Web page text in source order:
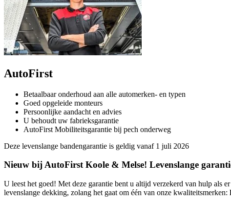
AutoFirst
Betaalbaar onderhoud aan alle automerken- en typen
Goed opgeleide monteurs
Persoonlijke aandacht en advies
U behoudt uw fabrieksgarantie
AutoFirst Mobiliteitsgarantie bij pech onderweg
Deze levenslange bandengarantie is geldig vanaf 1 juli 2026
Nieuw bij AutoFirst Koole & Melse! Levenslange
U leest het goed! Met deze garantie bent u altijd verzekerd van hulp als
levenslange dekking, zolang het gaat om één van onze kwaliteitsmerken: